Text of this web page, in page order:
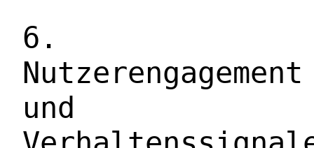
6.
Nutzerengagement
und